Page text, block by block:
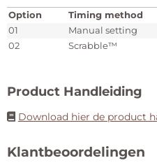
Option Timing method
01
Manual setting
02
Scrabble™
Product Handleiding
Download hier de product
Klantbeoordelingen